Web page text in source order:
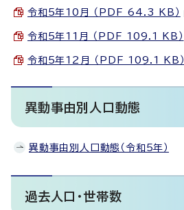
令和5年10月 （PDF 64.3 KB）
令和5年11月 （PDF 109.1 KB）
令和5年12月 （PDF 109.1 KB）
異動事由別人口動態
異動事由別人口動態（令和5年）
過去人口・世帯数